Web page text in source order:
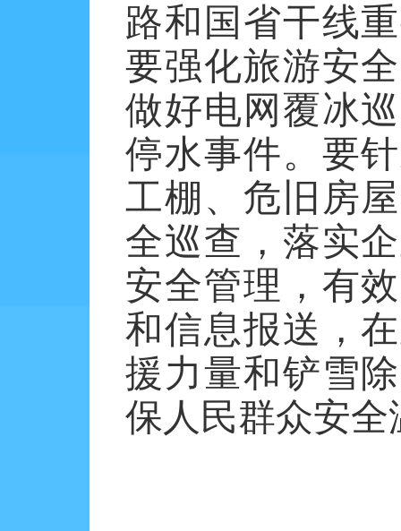
路和国省干线
要强化旅游安
做好电网覆冰
停水事件。要
工棚、危旧房
全巡查，落实
安全管理，有
和信息报送，
援力量和铲雪
保人民群众安全